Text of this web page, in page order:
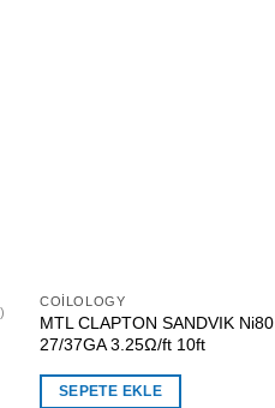
COILOLOGY
MTL CLAPTON SANDVIK Ni80
27/37GA 3.25Ω/ft 10ft
SEPETE EKLE